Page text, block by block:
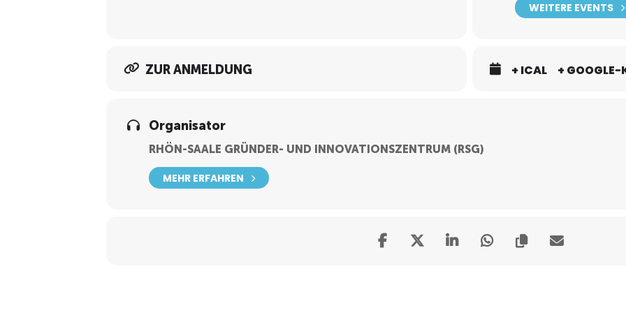
WEITERE EVENTS
ZUR ANMELDUNG + ICAL + GOOGLE-
Organisator
RHÖN-SAALE GRÜNDER- UND INNOVATIONSZENTRUM (RSG)
MEHR ERFAHREN